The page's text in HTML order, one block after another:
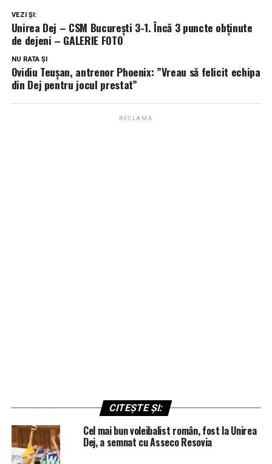
VEZI ȘI:
Unirea Dej – CSM București 3-1. Încă 3 puncte obținute
de dejeni – GALERIE FOTO
NU RATA ȘI
Ovidiu Teușan, antrenor Phoenix: ”Vreau să felicit echipa
din Dej pentru jocul prestat”
RECLAMĂ
CITEȘTE ȘI:
Cel mai bun voleibalist român, fost la Unirea
Dej, a semnat cu Asseco Resovia